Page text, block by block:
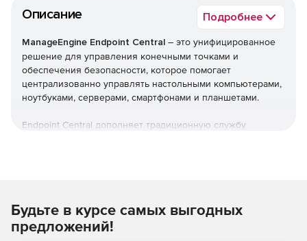
Описание Подробнее
ManageEngine Endpoint Central – это унифицированное
решение для управления конечными точками и
обеспечения безопасности, которое помогает
централизованно управлять настольными компьютерами,
ноутбуками, серверами, смартфонами и планшетами.
Endpoint Central дополняет традиционную службу
образов и развертывание ОС. Кроме того,решение
позволяет управлять активами и лицензиями на ПО,
отслеживать статистику использования ПО, управлять
Будьте в курсе самых выгодных
предложений!